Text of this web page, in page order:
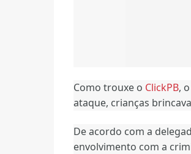
Como trouxe o ClickPB,
ataque, crianças
De acordo com a
envolvimento com a